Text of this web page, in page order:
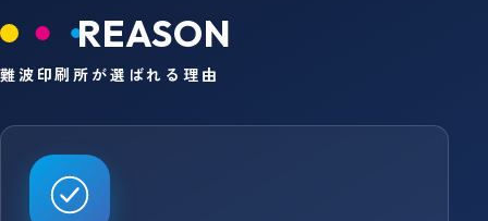
REASON
難波印刷所が選ばれる理由